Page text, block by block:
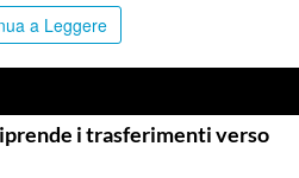
a Leggere
i trasferimenti verso